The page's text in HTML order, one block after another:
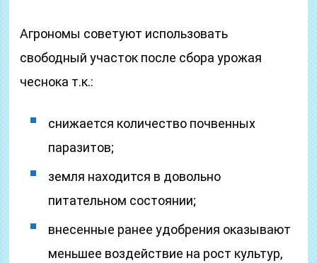
Агрономы советуют использовать
свободный участок после сбора урожая
чеснока т.к.:
снижается количество почвенных
паразитов;
земля находится в довольно
питательном состоянии;
внесенные ранее удобрения оказывают
меньшее воздействие на рост культур,